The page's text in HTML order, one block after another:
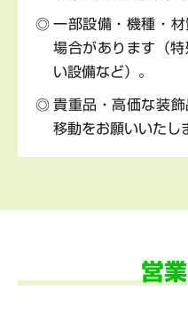
一部設備・機種・
場合があります（
い設備など）。
貴重品・高価な装
移動をお願いいたし
営